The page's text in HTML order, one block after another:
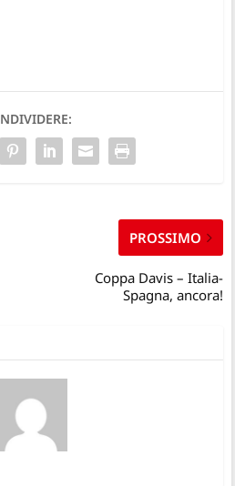
PROSSIMO
Coppa Davis – Italia-
Spagna, ancora!